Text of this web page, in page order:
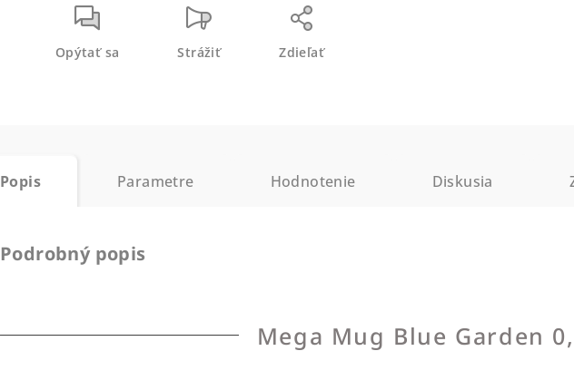
Opýtať sa Strážiť Zdieľať
Popis Parametre Hodnotenie Diskusia
Podrobný popis
Mega Mug Blue Garden